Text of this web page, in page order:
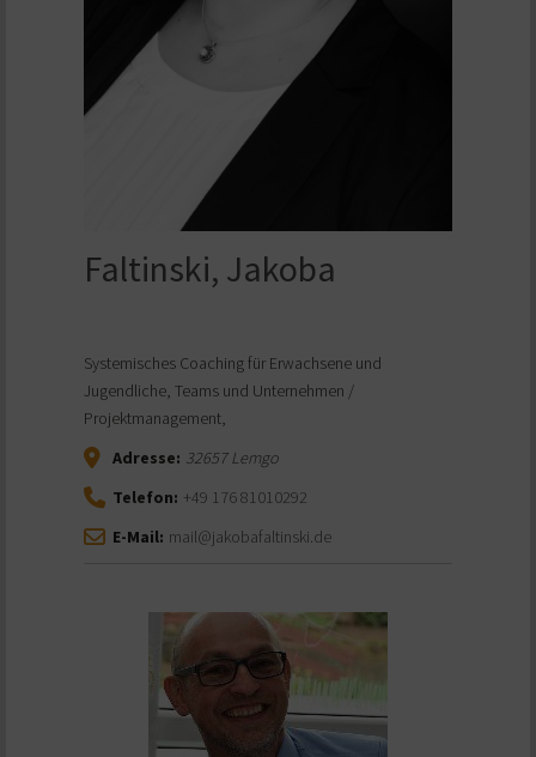
Faltinski, Jakoba
Systemisches Coaching für Erwachsene und
Jugendliche, Teams und Unternehmen /
Projektmanagement,
Adresse: 32657Lemgo
Telefon: +49 176 81010292
E-Mail: mail@jakobafaltinski.de